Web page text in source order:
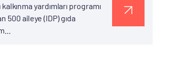
yardımları programı
500 aileye (IDP) gıda